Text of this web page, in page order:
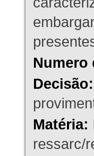
Numero
Decisão:
Matéria:
ressarc/